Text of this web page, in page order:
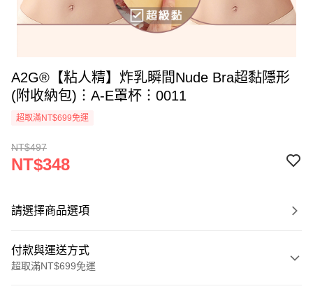
A2G®【粘人精】炸乳瞬間Nude Bra超黏隱形
(附收納包)︙A-E罩杯︙0011
超取滿NT$699免運
NT$497
NT$348
請選擇商品選項
付款與運送方式
超取滿NT$699免運